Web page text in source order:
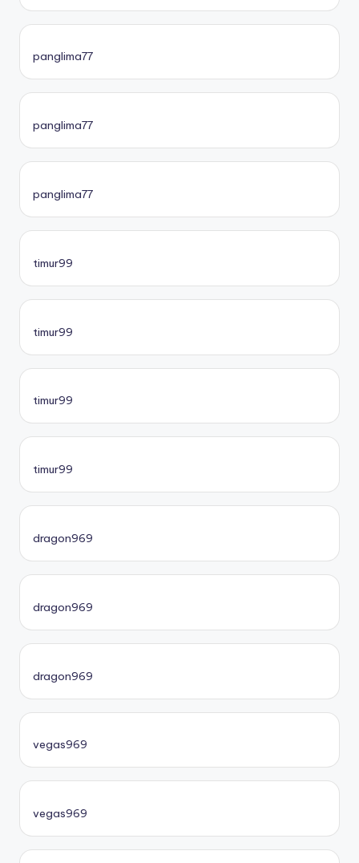
panglima77
panglima77
panglima77
timur99
timur99
timur99
timur99
dragon969
dragon969
dragon969
vegas969
vegas969